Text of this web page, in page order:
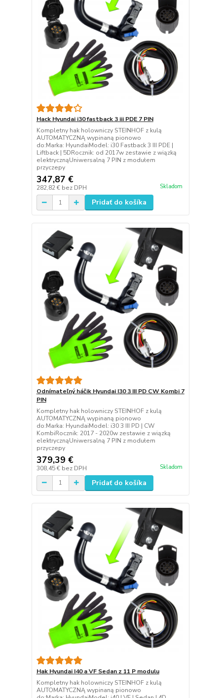
Hack Hyundai i30 fastback 3 iii PDE 7 PIN
Kompletny hak holowniczy STEINHOF z kulą
AUTOMATYCZNĄ wypinaną pionowo
do:Marka: HyundaiModel: i30 Fastback 3 III PDE |
Liftback | 5DRocznik: od 2017w zestawie z wiązką
elektrycznąUniwersalną 7 PIN z modułem
przyczepy
347,87 €
282,82 € bez DPH Skladom
Pridať do košíka
Odnímateľný háčik Hyundai I30 3 III PD CW Kombi 7
PIN
Kompletny hak holowniczy STEINHOF z kulą
AUTOMATYCZNĄ wypinaną pionowo
do:Marka: HyundaiModel: i30 3 III PD | CW
KombiRocznik: 2017 - 2020w zestawie z wiązką
elektrycznąUniwersalną 7 PIN z modułem
przyczepy
379,39 €
308,45 € bez DPH Skladom
Pridať do košíka
Hak Hyundai I40 a VF Sedan z 11 P modulu
Kompletny hak holowniczy STEINHOF z kulą
AUTOMATYCZNĄ wypinaną pionowo